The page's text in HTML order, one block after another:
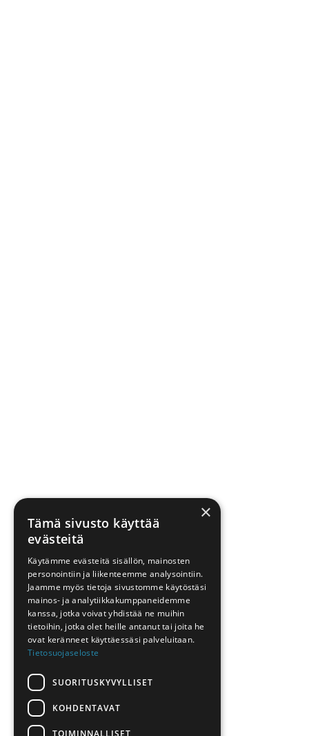
×
Tämä sivusto käyttää
evästeitä
Käytämme evästeitä sisällön, mainosten
personointiin ja liikenteemme analysointiin.
Jaamme myös tietoja sivustomme käytöstäsi
mainos- ja analytiikkakumppaneidemme
kanssa, jotka voivat yhdistää ne muihin
tietoihin, jotka olet heille antanut tai joita he
ovat keränneet käyttäessäsi palveluitaan.
Tietosuojaseloste
SUORITUSKYVYLLISET
KOHDENTAVAT
TOIMINNALLISET